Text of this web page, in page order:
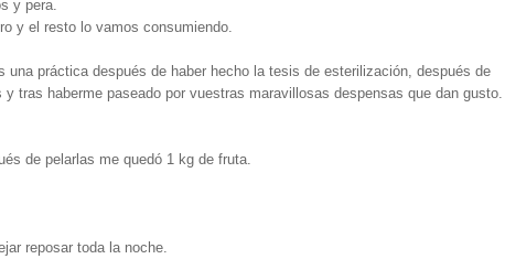
y pera.
y el resto lo vamos consumiendo.
una práctica después de haber hecho la tesis de esterilización, después de
y tras haberme paseado por vuestras maravillosas despensas que dan gusto.
de pelarlas me quedó 1 kg de fruta.
reposar toda la noche.